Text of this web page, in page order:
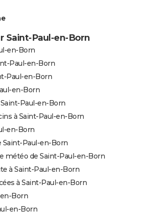
Saint-Paul-en-Born
en-Born
Paul-en-Born
Paul-en-Born
en-Born
Paul-en-Born
à Saint-Paul-en-Born
en-Born
Paul-en-Born
météo de Saint-Paul-en-Born
à Saint-Paul-en-Born
à Saint-Paul-en-Born
Born
en-Born